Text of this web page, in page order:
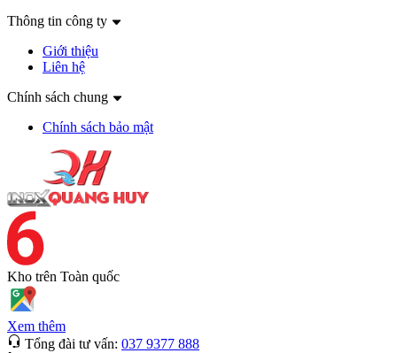
Thông tin công ty
Giới thiệu
Liên hệ
Chính sách chung
Chính sách bảo mật
Kho trên Toàn quốc
Xem thêm
Tổng đài tư vấn: 037 9377 888